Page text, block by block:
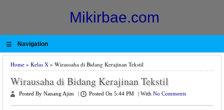
Mikirbae.com
≡ Navigation
Home » Kelas X » Wirausaha di Bidang Kerajinan Tekstil
Wirausaha di Bidang Kerajinan Tekstil
Posted By Nanang Ajim Posted On 5:44 PM With No Comments